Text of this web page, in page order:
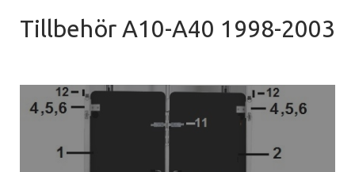
Tillbehör A10-A40 1998-2003